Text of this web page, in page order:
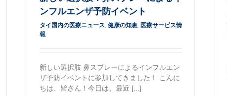
ンフルエンザ予防イベント
タイ国内の医療ニュース 健康の知恵 医療サービス情
報
新しい選択肢 鼻スプレーによるインフルエン
ザ予防イベントに参加してきました！ こんに
ちは、皆さん！今日は、最近 [...]